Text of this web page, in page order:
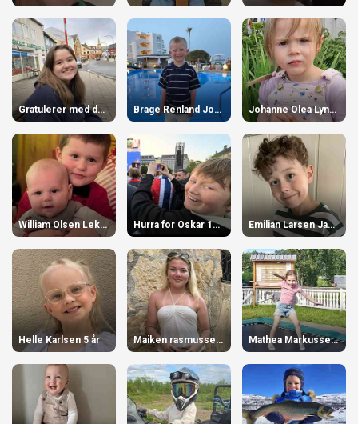
Gratulerer med dagen Lene 14 år Brage Renland Johansen 5 år Johanne Olea Lyngmo 4 år
William Olsen Lekang 1 år Hurra for Oskar 15 år Emilian Larsen Jacobsen 11 år
Helle Karlsen 5 år Maiken rasmussen 16 år Mathea Markussen 7 år